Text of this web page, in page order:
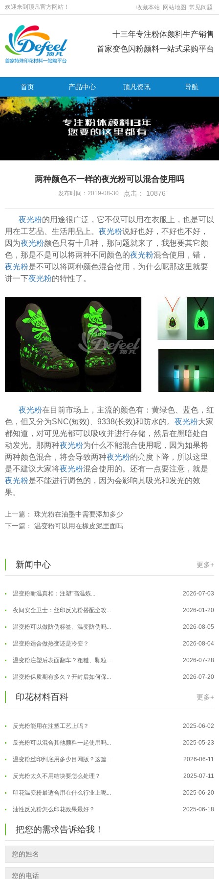
欢迎来到顶凡官方网站！ 收藏本站 网站地图 常见问题
十三年专注粉体颜料生产销售
首家变色闪粉颜料一站式采购平台
首页 产品中心 顶凡资讯 导航
两种颜色不一样的夜光粉可以混合使用吗
发布时间：2019-08-30 点击： 10876
夜光粉的用途很广泛，它不仅可以用在衣服上，也是可以
用在工艺品、生活用品上。 夜光粉说好也好，不好也不好，
因为夜光粉颜色只有十几种，那问题就来了，我想要其它颜
色，那是不是可以将两种不同颜色的夜光粉混合使用，错，
夜光粉是不可以将两种颜色混合使用，为什么呢那这里就要
讲一下夜光粉的特性了。
夜光粉在目前市场上，主流的颜色有：黄绿色、蓝色，红
色，但又分为SNC(短效)、9338(长效)和防水的。 夜光粉大家
都知道，对可见光都可以吸收并进行存储，然后在黑暗处自
动发光。那两种夜光粉为什么不能混合使用呢，因为如果将
两种颜色混合，将会导致两种夜光粉的亮度下降，所以这里
是不建议大家将夜光粉混合使用的。还有一点要注意，就是
夜光粉是不能进行调色的，因为会影响其吸光和发光的效
果。
上一篇： 珠光粉在油墨中需要添加多少
下一篇： 温变粉可以用在橡皮泥里面吗
新闻中心 更多+
温变粉可以做防伪标签、温变防伪吗... 2026-08-05
温变粉适合做热变还是冷变？ 2026-08-04
温变粉大批量保存指南｜做对这几步...
温变粉"烤"问：长期加... 2026-07-07
温变粉耐温真相：注塑"高温炼... 2026-07-03
夜间安全卫士：丝印反光粉搭配全攻... 2026-01-20
温变粉可以做防伪标签、温变防伪吗... 2026-08-05
温变粉适合做热变还是冷变？ 2026-08-04
温变粉注塑后表面翻车？粗糙、颗粒... 2026-07-28
温变粉保质期有多久？开封后如何保... 2026-07-20
温变粉"罢工"指南：为... 2026-07-10
温变粉到底怕不怕酸碱和酒精？ 2026-07-09
温变粉"烤"问：长期加... 2026-07-07
温变粉耐温真相：注塑"高温炼... 2026-07-03
夜间安全卫士：丝印反光粉搭配全攻... 2026-01-20
印花材料百科 更多+
温变粉丝印到底用多少目网版？这篇... 2026-06-11
反光粉太久不用结块要怎么处理？ 2025-07-11
印花温变粉最适合用在什么行业上呢... 2025-06-20
油性反光粉怎么印花效果最好？ 2025-06-18
超细反光粉怎么印牢度才会更好？ 2025-06-11
反光粉是永久有效的吗？能用多久？ 2025-06-10
超细反光粉需要搭配什么胶浆使用？ 2025-06-03
反光粉能用在注塑工艺上吗？ 2025-06-02
反光粉可以混合其他颜料一起使用吗... 2025-05-23
温变粉丝印到底用多少目网版？这篇... 2026-06-11
反光粉太久不用结块要怎么处理？ 2025-07-11
印花温变粉最适合用在什么行业上呢... 2025-06-20
油性反光粉怎么印花效果最好？ 2025-06-18
反光粉是永久有效的吗？能用多久？ 2025-06-10
外墙涂料中怎么添加反光粉使用？
超细反光粉需要搭配什么胶浆使用？
把您的需求告诉给我！